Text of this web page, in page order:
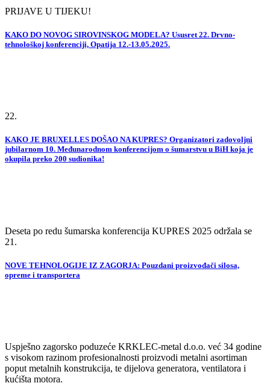
PRIJAVE U TIJEKU!
KAKO DO NOVOG SIROVINSKOG MODELA? Ususret 22. Drvno-
tehnološkoj konferenciji, Opatija 12.-13.05.2025.
22.
KAKO JE BRUXELLES DOŠAO NA KUPRES? Organizatori zadovoljni
jubilarnom 10. Međunarodnom konferencijom o šumarstvu u BiH koja je
okupila preko 200 sudionika!
Deseta po redu šumarska konferencija KUPRES 2025 održala se
21.
NOVE TEHNOLOGIJE IZ ZAGORJA: Pouzdani proizvođači silosa,
opreme i transportera
Uspješno zagorsko poduzeće KRKLEC-metal d.o.o. već 34 godine
s visokom razinom profesionalnosti proizvodi metalni asortiman
poput metalnih konstrukcija, te dijelova generatora, ventilatora i
kućišta motora.